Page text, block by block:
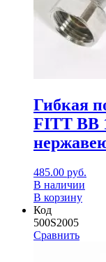
Гибкая
FITT ВВ
485.00 руб.
В наличии
В корзину
Код
500S2005
Сравнить